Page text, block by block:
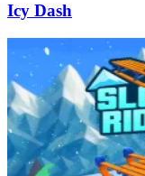
Icy Dash